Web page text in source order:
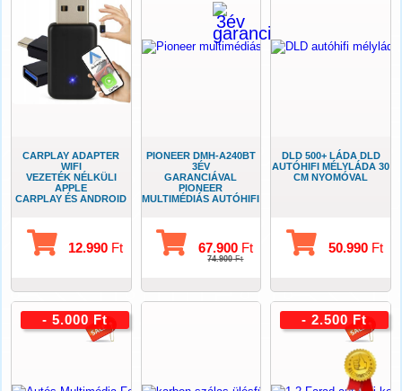
CARPLAY ADAPTER
WIFI
VEZETÉK NÉLKÜLI
APPLE
CARPLAY ÉS ANDROID
12.990 Ft
PIONEER DMH-A240BT
3ÉV
GARANCIÁVAL
PIONEER
MULTIMÉDIÁS AUTÓHIFI
67.900Ft
74.900Ft
DLD 500+ LÁDA DLD
AUTÓHIFI MÉLYLÁDA 30
CM NYOMÓVAL
50.990Ft
- 5.000 Ft - 2.500 Ft